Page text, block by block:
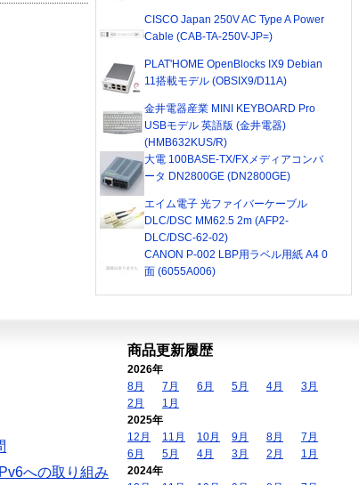
CISCO Japan 250V AC Type A Power
Cable (CAB-TA-250V-JP=)
PLAT'HOME OpenBlocks IX9 Debian
11搭載モデル (OBSIX9/D11A)
金井電器産業 MINI KEYBOARD Pro
USBモデル 英語版 (金井電器)
(HMB632KUS/R)
大電 100BASE-TX/FXメディアコンバ
ータ DN2800GE (DN2800GE)
エイム電子 光ファイバーケーブル
DLC/DSC MM62.5 2m (AFP2-
DLC/DSC-62-02)
CANON P-002 LBP用ラベル用紙 A4 0
面 (6055A006)
IPv6への取り組み
商品更新履歴
2026年
8月
7月 6月 5月 4月
3月
2月
1月
2025年
12月
11月 10月 9月 8月
7月
6月
5月 4月 3月 2月
1月
2024年